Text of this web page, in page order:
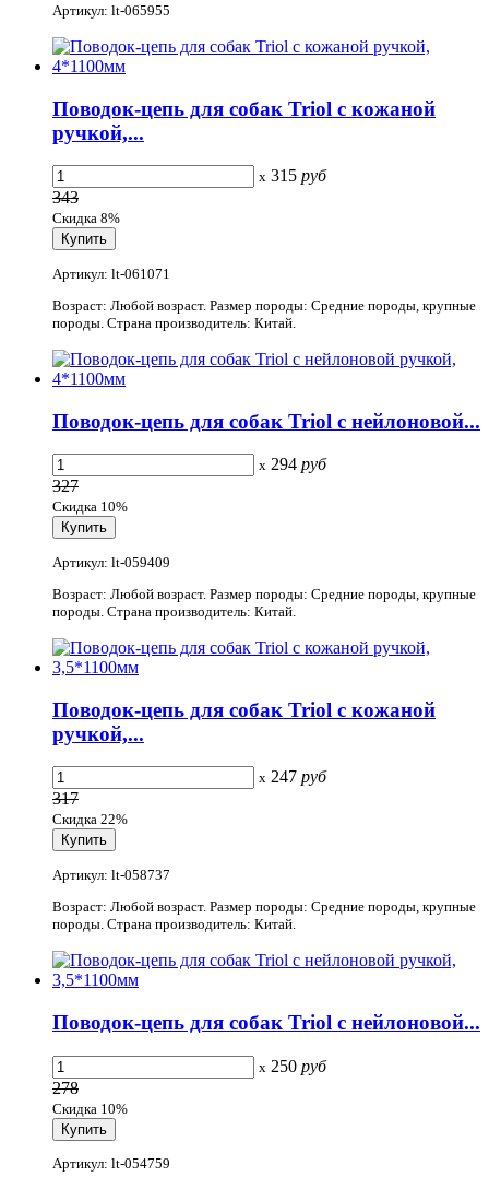
Артикул: lt-065955
Поводок-цепь для собак Triol с кожаной
ручкой,...
x 315 руб
343
Скидка 8%
Артикул: lt-061071
Возраст: Любой возраст. Размер породы: Средние породы, крупные
породы. Страна производитель: Китай.
Поводок-цепь для собак Triol с нейлоновой...
x 294 руб
327
Скидка 10%
Артикул: lt-059409
Возраст: Любой возраст. Размер породы: Средние породы, крупные
породы. Страна производитель: Китай.
Поводок-цепь для собак Triol с кожаной
ручкой,...
x 247 руб
317
Скидка 22%
Артикул: lt-058737
Возраст: Любой возраст. Размер породы: Средние породы, крупные
породы. Страна производитель: Китай.
Поводок-цепь для собак Triol с нейлоновой...
x 250 руб
278
Скидка 10%
Артикул: lt-054759